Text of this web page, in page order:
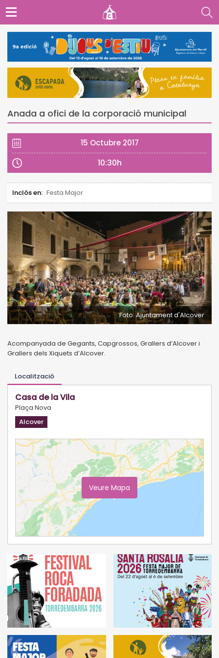
Anada a ofici de la corporació municipal
15 Octubre 2017
10:30h
Inclòs en: Festa Major
Foto: Ajuntament d'Alcover
Acompanyada de Gegants, Capgrossos, Grallers d’Alcover i
Grallers dels Xiquets d’Alcover.
Localització
Casa de la Vila
Plaça Nova
Alcover
Veure Mapa